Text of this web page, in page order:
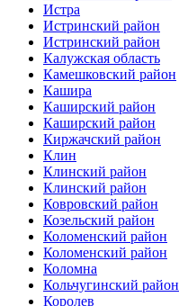
Истра
Истринский район
Истринский район
Калужская область
Камешковский район
Кашира
Каширский район
Каширский район
Киржачский район
Клин
Клинский район
Клинский район
Ковровский район
Козельский район
Коломенский район
Коломенский район
Коломна
Кольчугинский район
Королев